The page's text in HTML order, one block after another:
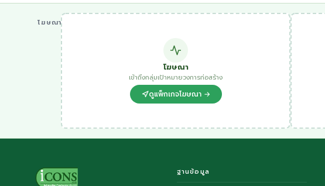
โฆษณา
โฆษณา
เข้าถึงกลุ่มเป้าหมายวงการก่อสร้าง
ดูแพ็กเกจโฆษณา →
ฐานข้อมูล